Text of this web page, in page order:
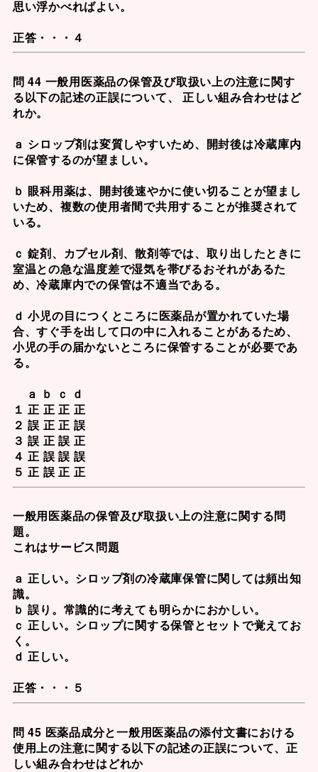
思い浮かべればよい。
正答・・・４
問 44 一般用医薬品の保管及び取扱い上の注意に関す
る以下の記述の正誤について、 正しい組み合わせはど
れか。
ａ シロップ剤は変質しやすいため、開封後は冷蔵庫内
に保管するのが望ましい。
ｂ 眼科用薬は、開封後速やかに使い切ることが望まし
いため、複数の使用者間で共用することが推奨されて
いる。
ｃ 錠剤、カプセル剤、散剤等では、取り出したときに
室温との急な温度差で湿気を帯びるおそれがあるた
め、冷蔵庫内での保管は不適当である。
ｄ 小児の目につくところに医薬品が置かれていた場
合、すぐ手を出して口の中に入れることがあるため、
小児の手の届かないところに保管することが必要であ
る。
ａ ｂ ｃ ｄ
１ 正 正 正 正
２ 誤 正 正 誤
３ 誤 正 誤 正
４ 正 誤 誤 誤
５ 正 誤 正 正
一般用医薬品の保管及び取扱い上の注意に関する問
題。
これはサービス問題
ａ 正しい。シロップ剤の冷蔵庫保管に関しては頻出知
識。
ｂ 誤り。常識的に考えても明らかにおかしい。
ｃ 正しい。シロップに関する保管とセットで覚えてお
く。
ｄ 正しい。
正答・・・５
問 45 医薬品成分と一般用医薬品の添付文書における
使用上の注意に関する以下の記述の正誤について、正
しい組み合わせはどれか